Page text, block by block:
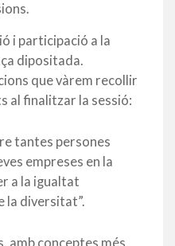
i participació a la
dipositada.
que vàrem recollir
al finalitzar la sessió:
tantes persones
empreses en la
a la igualtat
la diversitat”.
amb conceptes més